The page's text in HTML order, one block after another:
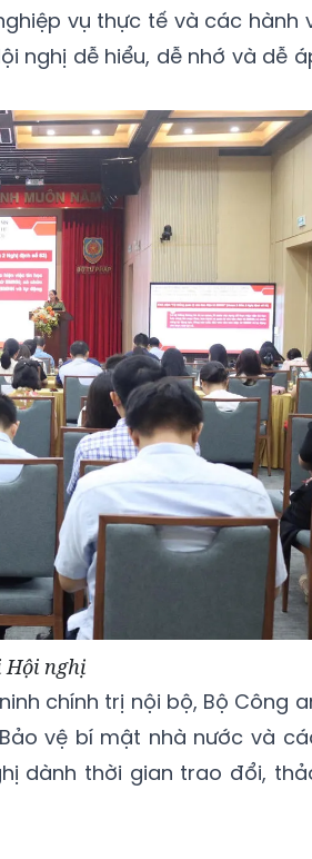
vụ thực tế và các hành
nghị dễ hiểu, dễ nhớ và dễ
Hội nghị
chính trị nội bộ, Bộ Công
vệ bí mật nhà nước và
dành thời gian trao đổi,